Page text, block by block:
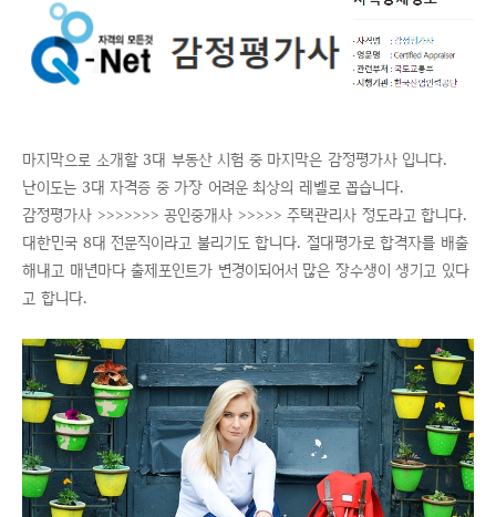
마지막으로 소개할 3대 부동산 시험 중 마지막은 감정평가사 입니다.
난이도는 3대 자격증 중 가장 어려운 최상의 레벨로 꼽습니다.
감정평가사 >>>>>>> 공인중개사 >>>>> 주택관리사 정도라고 합니다.
대한민국 8대 전문직이라고 불리기도 합니다. 절대평가로 합격자를 배출
해내고 매년마다 출제포인트가 변경이되어서 많은 장수생이 생기고 있다
고 합니다.